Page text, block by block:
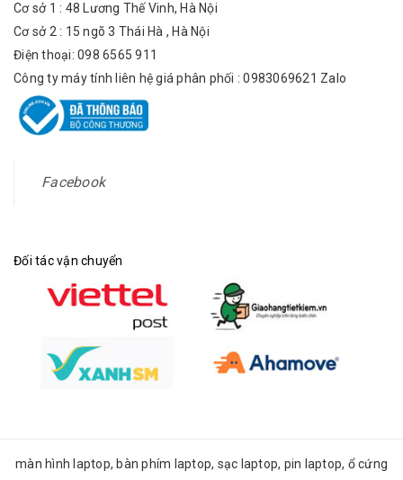
Cơ sở 1 : 48 Lương Thế Vinh, Hà Nội
Cơ sở 2 : 15 ngõ 3 Thái Hà , Hà Nội
Điện thoại: 098 6565 911
Công ty máy tính liên hệ giá phân phối : 0983069621 Zalo
Facebook
Đối tác vận chuyển
màn hình laptop, bàn phím laptop, sạc laptop, pin laptop, ổ cứng